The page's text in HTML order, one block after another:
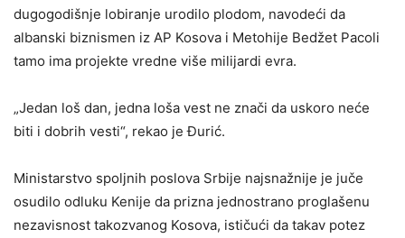
dugogodišnje lobiranje urodilo plodom, navodeći da
albanski biznismen iz AP Kosova i Metohije Bedžet Pacoli
tamo ima projekte vredne više milijardi evra.
„Jedan loš dan, jedna loša vest ne znači da uskoro neće
biti i dobrih vesti“, rekao je Đurić.
Ministarstvo spoljnih poslova Srbije najsnažnije je juče
osudilo odluku Kenije da prizna jednostrano proglašenu
nezavisnost takozvanog Kosova, ističući da takav potez